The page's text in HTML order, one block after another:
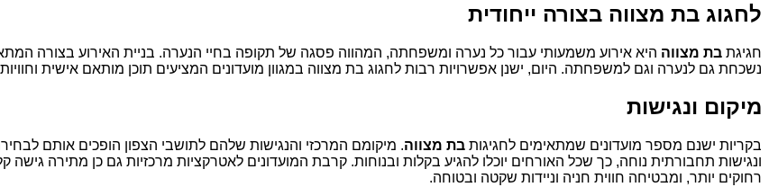
לחגוג בת מצווה בצורה ייחודית
חגיגת בת מצווה היא אירוע משמעותי עבור כל נערה ומשפחתה, המהווה פסגה של תקופה בחיי הנערה. בניית האירוע בצורה
נשכחת גם לנערה וגם למשפחתה. היום, ישנן אפשרויות רבות לחגוג בת מצווה במגוון מועדונים המציעים תוכן מותאם אישית
מיקום ונגישות
בקריות ישנם מספר מועדונים שמתאימים לחגיגות בת מצווה. מיקומם המרכזי והנגישות שלהם לתושבי הצפון הופכים אותם
ונגישות תחבורתית נוחה, כך שכל האורחים יוכלו להגיע בקלות ובנוחות. קרבת המועדונים לאטרקציות מרכזיות גם כן מתירה
רחוקים יותר, ומבטיחה חווית חניה וניידות שקטה ובטוחה.